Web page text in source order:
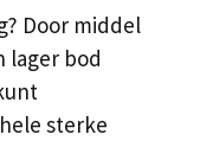
Door middel
lager bod
sterke